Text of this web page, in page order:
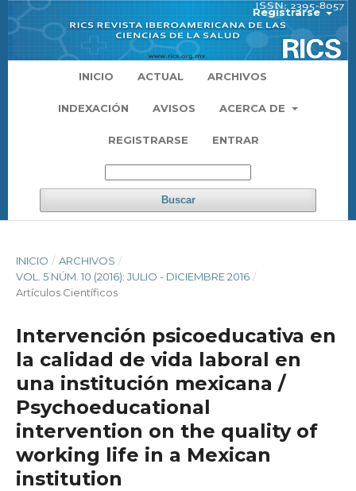
INICIO ACTUAL ARCHIVOS
INDEXACIÓN AVISOS ACERCA DE
REGISTRARSE ENTRAR
Buscar
Registrarse
INICIO / ARCHIVOS /
VOL. 5 NÚM. 10 (2016): JULIO - DICIEMBRE 2016 /
Artículos Científicos
Intervención psicoeducativa en
la calidad de vida laboral en
una institución mexicana /
Psychoeducational
intervention on the quality of
working life in a Mexican
institution